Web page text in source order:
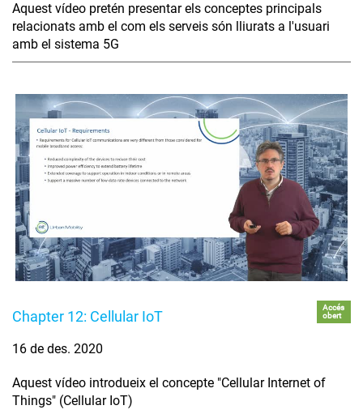
Aquest vídeo pretén presentar els conceptes principals
relacionats amb el com els serveis són lliurats a l'usuari
amb el sistema 5G
Chapter 12: Cellular IoT
Accés
obert
16 de des. 2020
Aquest vídeo introdueix el concepte "Cellular Internet of
Things" (Cellular IoT)